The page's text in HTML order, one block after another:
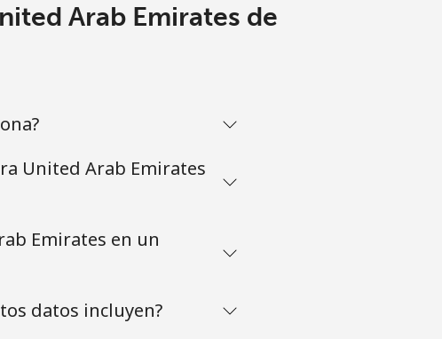
Arab Emirates de
United Arab Emirates
Emirates en un
datos incluyen?